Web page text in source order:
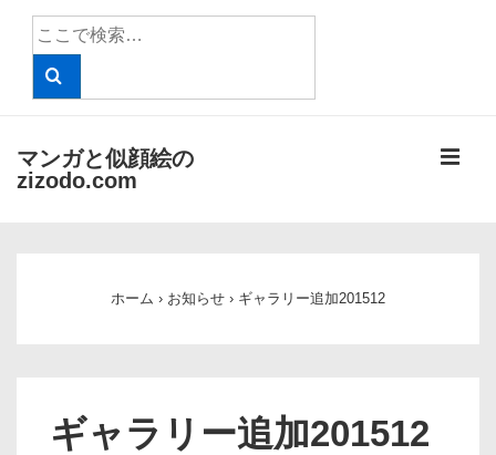
検
索
象:
マンガと似顔絵の
zizodo.com
メ
ホーム › お知らせ › ギャラリー追加201512
ギャラリー追加201512